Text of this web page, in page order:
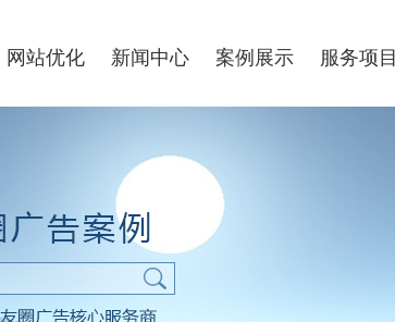
网站优化 新闻中心 案例展示 服务项目